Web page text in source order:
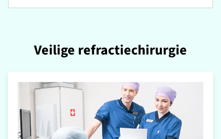
Veilige refractiechirurgie